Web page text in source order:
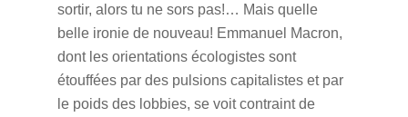
sortir, alors tu ne sors pas!… Mais quelle
belle ironie de nouveau! Emmanuel Macron,
dont les orientations écologistes sont
étouffées par des pulsions capitalistes et par
le poids des lobbies, se voit contraint de